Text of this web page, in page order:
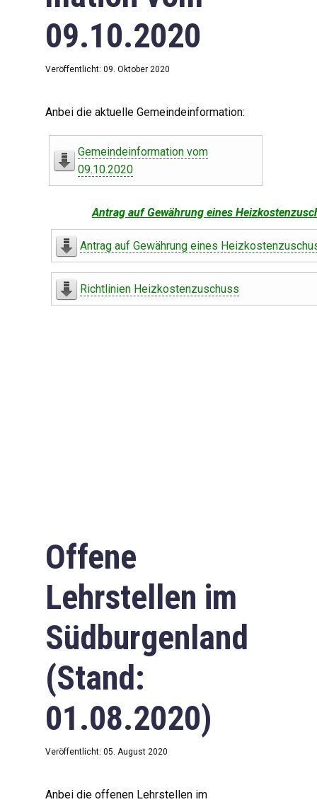
09.10.2020
Veröffentlicht: 09. Oktober 2020
Anbei die aktuelle Gemeindeinformation:
Gemeindeinformation vom
09.10.2020
Antrag auf Gewährung eines
Antrag auf Gewährung eines
Richtlinien Heizkostenzuschuss
Offene
Lehrstellen im
Südburgenland
(Stand:
01.08.2020)
Veröffentlicht: 05. August 2020
Anbei die offenen Lehrstellen im